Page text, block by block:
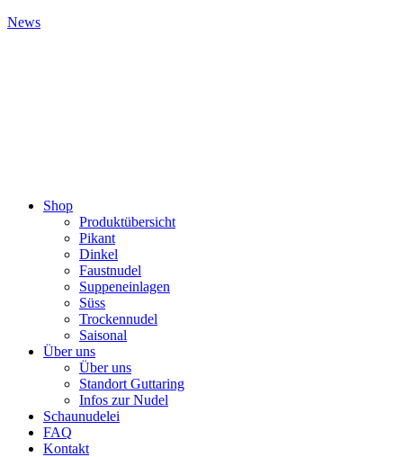
News
Shop
Produktübersicht
Pikant
Dinkel
Faustnudel
Suppeneinlagen
Süss
Trockennudel
Saisonal
Über uns
Über uns
Standort Guttaring
Infos zur Nudel
Schaunudelei
FAQ
Kontakt